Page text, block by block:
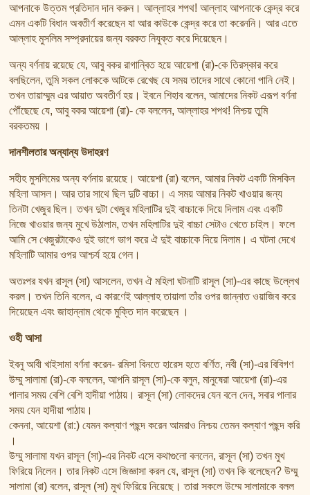
আপনাকে উত্তম প্রতিদান দান করুন। আল্লাহর শপথ! আল্লাহ আপনাকে কেন্দ্র করে
এমন একটি বিধান অবতীর্ণ করেছেন যা আর কাউকে কেন্দ্র করে তা করেননি। আর এতে
আল্লাহ মুসলিম সম্প্রদায়ের জন্য বরকত নিযুক্ত করে দিয়েছেন।
অন্য বর্ণনায় রয়েছে যে, আবু বকর রাগান্বিত হয়ে আয়েশা (রা)-কে তিরস্কার করে
বলছিলেন, তুমি সকল লোককে আটকে রেখেছ যে সময় তাদের সাথে কোনো পানি নেই।
তখন তায়াম্মুম এর আয়াত অবতীর্ণ হয়। ইবনে শিহাব বলেন, আমাদের নিকট এরূপ বর্ণনা
পৌঁছেছে যে, আবু বকর আয়েশা (রা)- কে বললেন, আল্লাহর শপথ! নিশ্চয় তুমি
বরকতময় ।
দানশীলতার অন্যান্য উদাহরণ
সহীহ মুসলিমের অন্য বর্ণনায় রয়েছে। আয়েশা (রা) বলেন, আমার নিকট একটি মিসকিন
মহিলা আসল। আর তার সাথে ছিল দুটি বাচ্চা। এ সময় আমার নিকট খাওয়ার জন্য
তিনটা খেজুর ছিল। তখন দুটা খেজুর মহিলাটির দুই বাচ্চাকে দিয়ে দিলাম এবং একটি
নিজে খাওয়ার জন্য মুখে উঠালাম, তখন মহিলাটির দুই বাচ্চা সেটাও খেতে চাইল। ফলে
আমি সে খেজুরটাকেও দুই ভাগে ভাগ করে ঐ দুই বাচ্চাকে দিয়ে দিলাম। এ ঘটনা দেখে
মহিলাটি আমার ওপর আশ্চর্য হয়ে গেল।
অতঃপর যখন রাসূল (সা) আসলেন, তখন ঐ মহিলা ঘটনাটি রাসূল (সা)-এর কাছে উল্লেখ
করল। তখন তিনি বলেন, এ কারণেই আল্লাহ তায়ালা তাঁর ওপর জান্নাত ওয়াজিব করে
দিয়েছেন এবং জাহান্নাম থেকে মুক্তি দান করেছেন ।
ওহী আসা
ইবনু আবী খাইসামা বর্ণনা করেন- রমিসা বিনতে হারেস হতে বর্ণিত, নবী (সা)-এর বিবিগণ
উম্মু সালামা (রা)-কে বললেন, আপনি রাসূল (সা)-কে বলুন, মানুষেরা আয়েশা (রা)-এর
পালার সময় বেশি বেশি হাদীয়া পাঠায়। রাসূল (সা) লোকদের যেন বলে দেন, সবার পালার
সময় যেন হাদীয়া পাঠায়।
কেননা, আয়েশা (রা:) যেমন কল্যাণ পছন্দ করেন আমরাও নিশ্চয় তেমন কল্যাণ পছন্দ করি
।
উম্মু সালামা যখন রাসূল (সা)-এর নিকট এসে কথাগুলো বললেন, রাসূল (সা) তখন মুখ
ফিরিয়ে নিলেন। তার নিকট এসে জিজ্ঞাসা করল যে, রাসূল (সা) তখন কি বলেছেন? উম্মু
সালামা (রা) বলেন, রাসূল (সা) মুখ ফিরিয়ে নিয়েছে। তারা সকলে উম্মে সালামাকে বলল